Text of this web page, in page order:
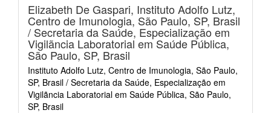
Elizabeth De Gaspari, Instituto Adolfo Lutz,
Centro de Imunologia, São Paulo, SP, Brasil
/ Secretaria da Saúde, Especialização em
Vigilãncia Laboratorial em Saúde Pública,
São Paulo, SP, Brasil
Instituto Adolfo Lutz, Centro de Imunologia, São Paulo,
SP, Brasil / Secretaria da Saúde, Especialização em
Vigilãncia Laboratorial em Saúde Pública, São Paulo,
SP, Brasil